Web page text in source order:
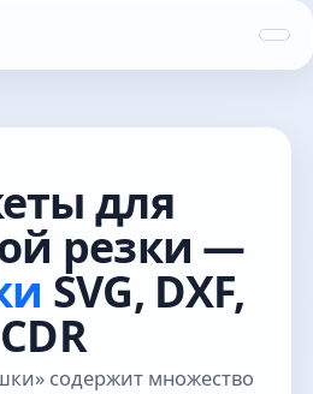
для
резки —
SVG, DXF,
CDR
содержит множество